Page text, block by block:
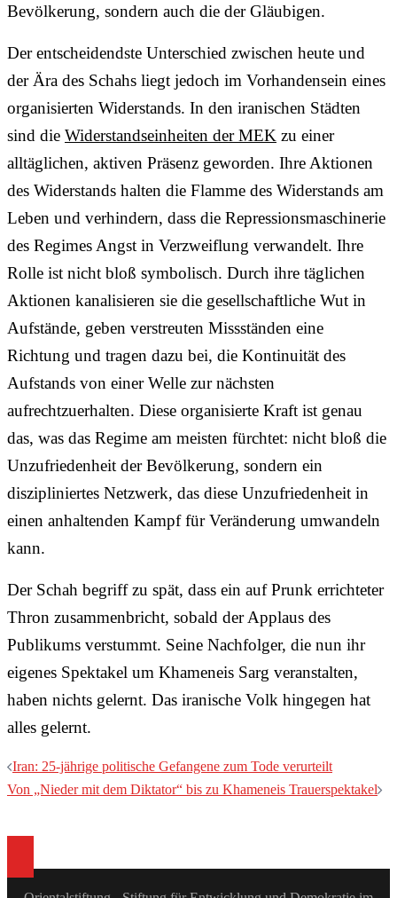
Bevölkerung, sondern auch die der Gläubigen.
Der entscheidendste Unterschied zwischen heute und
der Ära des Schahs liegt jedoch im Vorhandensein eines
organisierten Widerstands. In den iranischen Städten
sind die Widerstandseinheiten der MEK zu einer
alltäglichen, aktiven Präsenz geworden. Ihre Aktionen
des Widerstands halten die Flamme des Widerstands am
Leben und verhindern, dass die Repressionsmaschinerie
des Regimes Angst in Verzweiflung verwandelt. Ihre
Rolle ist nicht bloß symbolisch. Durch ihre täglichen
Aktionen kanalisieren sie die gesellschaftliche Wut in
Aufstände, geben verstreuten Missständen eine
Richtung und tragen dazu bei, die Kontinuität des
Aufstands von einer Welle zur nächsten
aufrechtzuerhalten. Diese organisierte Kraft ist genau
das, was das Regime am meisten fürchtet: nicht bloß die
Unzufriedenheit der Bevölkerung, sondern ein
diszipliniertes Netzwerk, das diese Unzufriedenheit in
einen anhaltenden Kampf für Veränderung umwandeln
kann.
Der Schah begriff zu spät, dass ein auf Prunk errichteter
Thron zusammenbricht, sobald der Applaus des
Publikums verstummt. Seine Nachfolger, die nun ihr
eigenes Spektakel um Khameneis Sarg veranstalten,
haben nichts gelernt. Das iranische Volk hingegen hat
alles gelernt.
Beitragsnavigation
Iran: 25-jährige politische Gefangene zum Tode verurteilt
Von „Nieder mit dem Diktator“ bis zu Khameneis Trauerspektakel